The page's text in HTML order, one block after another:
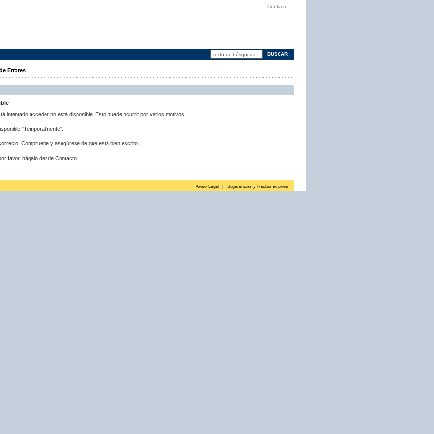
Contacto
Errores
intentado acceder no está disponible. Esto puede ocurrir por varios motivos:
"Temporalmente".
Compruebe y asegúrese de que está bien escrito.
favor, hágalo desde Contacto.
Aviso Legal Sugerencias y Reclamaciones